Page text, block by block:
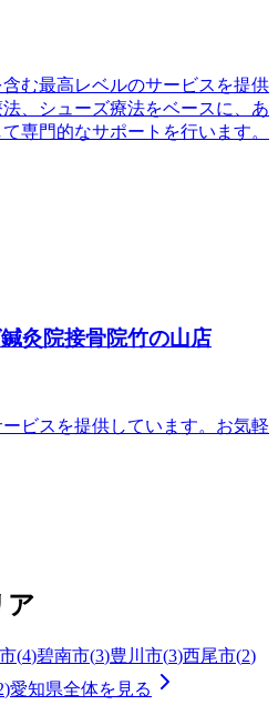
む最高レベルのサービスを提供
、シューズ療法をベースに、あ
専門的なサポートを行います。
灸院接骨院竹の山店
ビスを提供しています。お気軽
ア
(4)碧南市(3)豊川市(3)西尾市(2)
)愛知県全体を見る